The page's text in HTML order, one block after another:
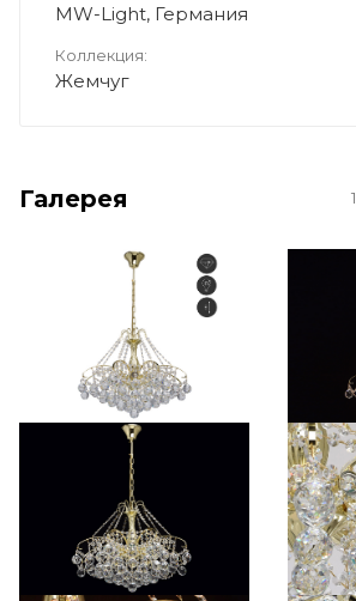
MW-Light, Германия
Коллекция:
Жемчуг
Галерея